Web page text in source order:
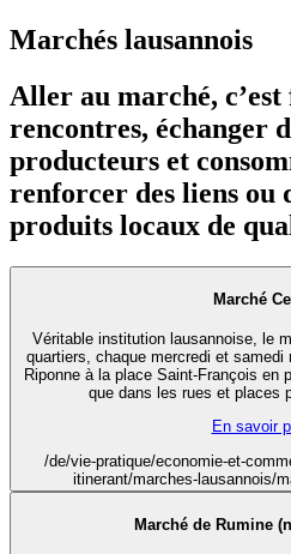
Marchés lausannois
Aller au marché, c’est
rencontres, échanger
producteurs et
renforcer des liens ou
produits locaux de
Marché
Véritable institution lausannoise, le
quartiers, chaque mercredi et
Riponne à la place Saint-François en
que dans les rues et places
En savoir
/de/vie-pratique/economie-et-
itinerant/marches-lausannois/
Marché de Rumine